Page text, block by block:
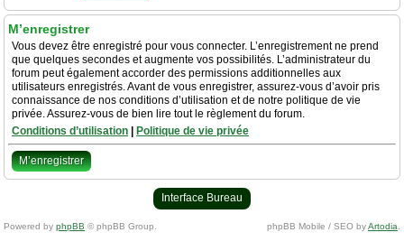
M’enregistrer
Vous devez être enregistré pour vous connecter. L’enregistrement ne prend
que quelques secondes et augmente vos possibilités. L’administrateur du
forum peut également accorder des permissions additionnelles aux
utilisateurs enregistrés. Avant de vous enregistrer, assurez-vous d’avoir pris
connaissance de nos conditions d’utilisation et de notre politique de vie
privée. Assurez-vous de bien lire tout le règlement du forum.
Conditions d’utilisation
Politique de vie privée
M’enregistrer
Interface Bureau
Powered by phpBB © phpBB Group. phpBB Mobile / SEO byArtodia